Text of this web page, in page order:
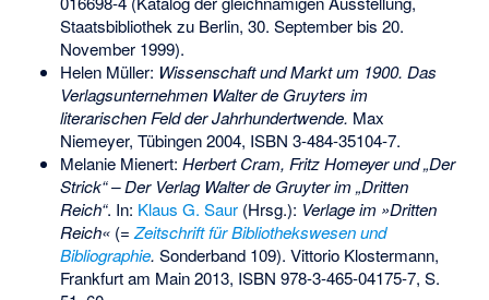
Staatsbibliothek zu Berlin, 30. September bis 20.
November 1999).
Helen Müller: Wissenschaft und Markt um 1900. Das
Verlagsunternehmen Walter de Gruyters im
literarischen Feld der Jahrhundertwende. Max
Niemeyer, Tübingen 2004, ISBN 3-484-35104-7.
Melanie Mienert: Herbert Cram, Fritz Homeyer und „Der
Strick“ – Der Verlag Walter de Gruyter im „Dritten
Reich“. In: Klaus G. Saur(Hrsg.): Verlage im »Dritten
Reich«(=Zeitschrift für Bibliothekswesen und
Bibliographie. Sonderband 109). Vittorio Klostermann,
Frankfurt am Main 2013, ISBN 978-3-465-04175-7, S.